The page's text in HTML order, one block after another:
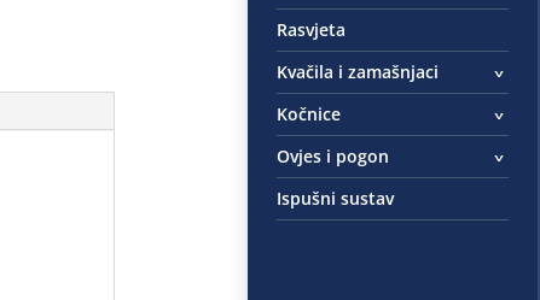
Rasvjeta
Kvačila i zamašnjaci
Kočnice
Ovjes i pogon
Ispušni sustav